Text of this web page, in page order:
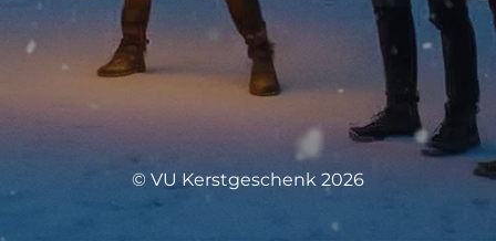
© VU Kerstgeschenk 2026